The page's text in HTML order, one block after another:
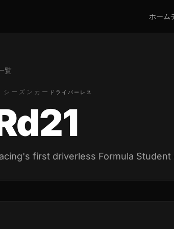
ホーム
覧
ーズンカー ドライバーレス
first driverless Formula Student